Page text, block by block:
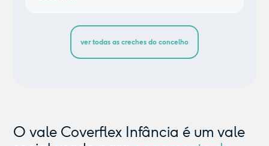
ver todas as creches do concelho
O vale Coverflex Infância é um vale